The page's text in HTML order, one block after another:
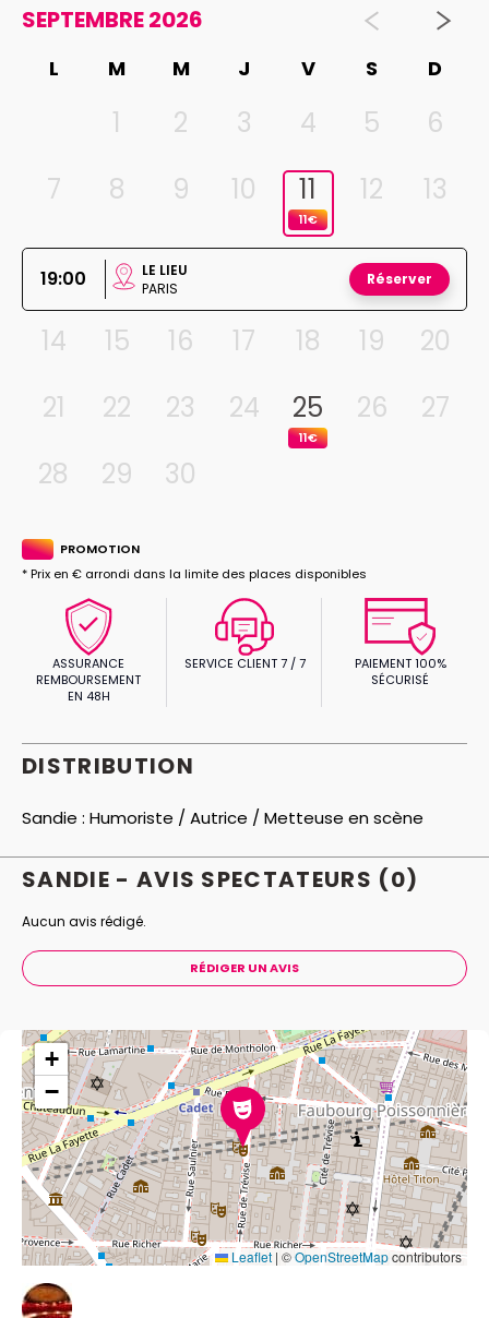
SEPTEMBRE 2026
L M M J V S D
1 2 3 4 5
6
7
8 9 10 11
11€
12 13
19:00
LE LIEU
PARIS
Réserver
14 15 16 17 18 19
20
21
22 23 24 25
11€
26
27
28
29 30
PROMOTION
* Prix en € arrondi dans la limite des places disponibles
ASSURANCE
REMBOURSEMENT
EN 48H
SERVICE CLIENT 7 / 7
PAIEMENT 100%
SÉCURISÉ
DISTRIBUTION
Sandie : Humoriste / Autrice / Metteuse en scène
SANDIE - AVIS SPECTATEURS (0)
Aucun avis rédigé.
RÉDIGER UN AVIS
+
−
Leaflet | ©OpenStreetMapcontributors